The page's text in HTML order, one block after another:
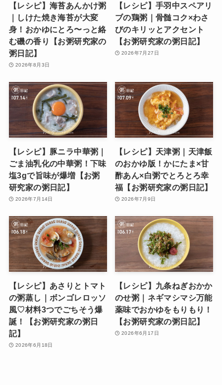
【レシピ】海苔あんかけ粥
｜しけた焼き海苔が大変
身！おかゆにとろ〜っと絡
む磯の香り【お粥研究家の
粥日記】
2026年8月3日
【レシピ】手羽中スペアリ
ブの鶏粥｜骨髄コク×わさ
びのキリッとアクセント
【お粥研究家の粥日記】
2026年7月27日
【レシピ】豚ニラ中華粥｜
ごま油乳化の中華粥！下味
塩3gで旨味が爆増【お粥
研究家の粥日記】
2026年7月14日
【レシピ】天津粥｜天津飯
のおかゆ版！かにたま×甘
酢あん×白粥でとろとろ幸
福【お粥研究家の粥日記】
2026年7月9日
【レシピ】あさりとトマト
の粥蒸し｜ボンゴレロッソ
風♡材料3つでごちそう爆
誕！【お粥研究家の粥日
記】
2026年6月18日
【レシピ】九条ねぎおかか
のせ粥｜ネギマシマシ万能
薬味でおかゆをもりもり！
【お粥研究家の粥日記】
2026年6月17日